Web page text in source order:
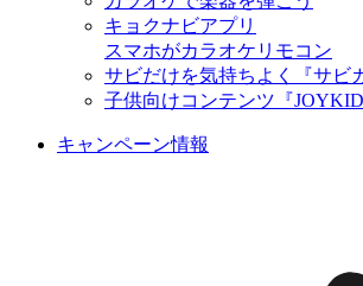
キョクナビアプリ
スマホがカラオケリモコン
サビだけを気持ちよく『サビ
子供向けコンテンツ『
キャンペーン情報